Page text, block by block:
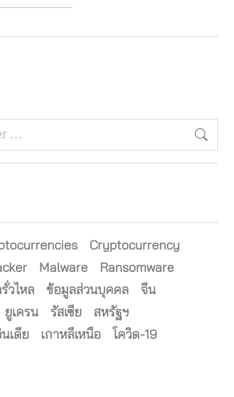
Cryptocurrency
Malware
Ransomware
วไหล ข้อมูลส่วนบุคคล
จีน
ยูเครน รัสเซีย
สหรัฐฯ
เดีย เกาหลีเหนือ โควิด-19